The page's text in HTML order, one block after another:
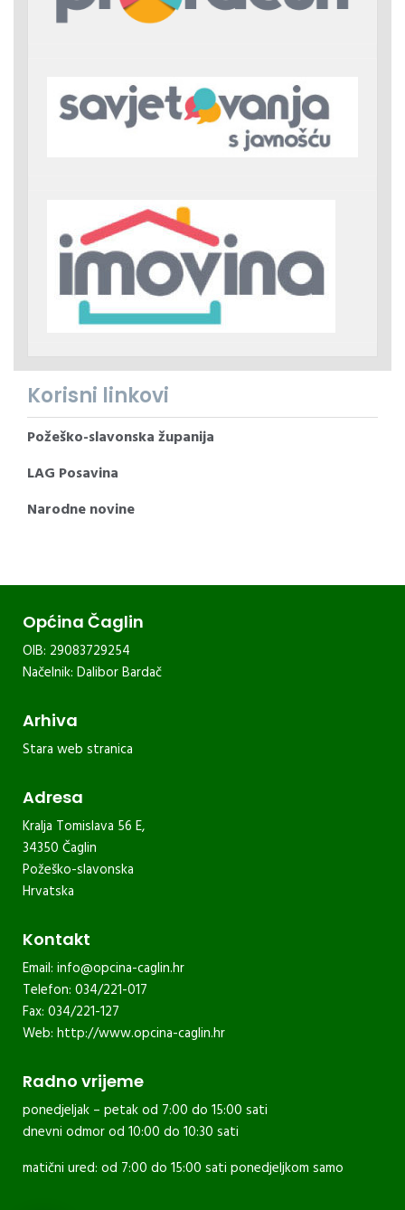
Korisni linkovi
Požeško-slavonska županija
LAG Posavina
Narodne novine
Općina Čaglin
OIB: 29083729254
Načelnik: Dalibor Bardač
Arhiva
Stara web stranica
Adresa
Kralja Tomislava 56 E,
34350 Čaglin
Požeško-slavonska
Hrvatska
Kontakt
Email: info@opcina-caglin.hr
Telefon: 034/221-017
Fax: 034/221-127
Web: http://www.opcina-caglin.hr
Radno vrijeme
ponedjeljak – petak od 7:00 do 15:00 sati
dnevni odmor od 10:00 do 10:30 sati
matični ured: od 7:00 do 15:00 sati ponedjeljkom samo